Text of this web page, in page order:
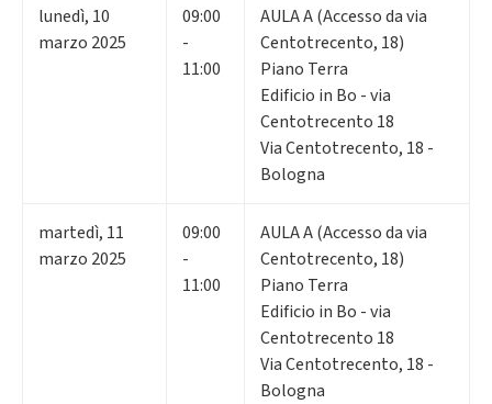
lunedì, 10
marzo 2025
09:00
-
11:00
AULA A (Accesso da via
Centotrecento, 18)
Piano Terra
Edificio in Bo - via
Centotrecento 18
Via Centotrecento, 18 -
Bologna
martedì, 11
marzo 2025
09:00
-
11:00
AULA A (Accesso da via
Centotrecento, 18)
Piano Terra
Edificio in Bo - via
Centotrecento 18
Via Centotrecento, 18 -
Bologna